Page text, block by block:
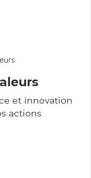
et innovation
actions